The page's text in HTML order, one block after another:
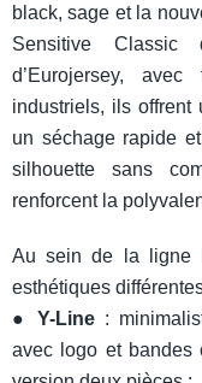
black, sage et la
Sensitive
d’Eurojersey,
industriels, ils offrent
un séchage rapide
silhouette sans
renforcent la
Au sein de la ligne
esthétiques
●Y-Line :
avec logo et bandes